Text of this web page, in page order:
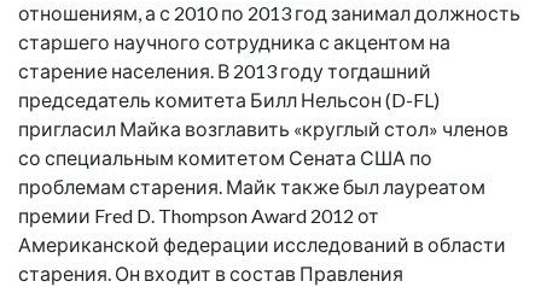
отношениям, а с 2010 по 2013 год занимал должность
старшего научного сотрудника с акцентом на
старение населения. В 2013 году тогдашний
председатель комитета Билл Нельсон (D-FL)
пригласил Майка возглавить «круглый стол» членов
со специальным комитетом Сената США по
проблемам старения. Майк также был лауреатом
премии Fred D. Thompson Award 2012 от
Американской федерации исследований в области
старения. Он входит в состав Правления